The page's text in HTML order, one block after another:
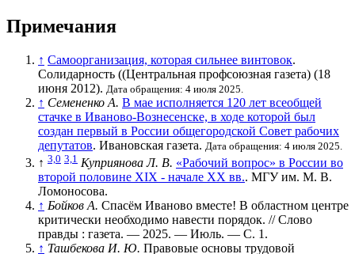
Примечания
↑ Самоорганизация, которая сильнее винтовок.
Солидарность ((Центральная профсоюзная газета) (18
июня 2012). Дата обращения: 4 июля 2025.
↑ Семененко А. В мае исполняется 120 лет всеобщей
стачке в Иваново-Вознесенске, в ходе которой был
создан первый в России общегородской Совет рабочих
депутатов. Ивановская газета. Дата обращения: 4 июля 2025.
↑ 3,0 3,1 Куприянова Л. В. «Рабочий вопрос» в России во
второй половине XIX - начале XX вв.. МГУ им. М. В.
Ломоносова.
↑ Бойков А. Спасём Иваново вместе! В областном центре
критически необходимо навести порядок. // Слово
правды : газета. — 2025. — Июль. — С. 1 .
↑ Ташбекова И. Ю. Правовые основы трудовой